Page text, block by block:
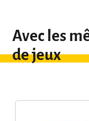
Avec les
de jeux